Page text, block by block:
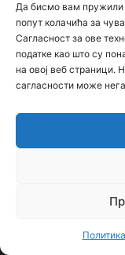
Да бисмо вам пружили
попут колачића за
Сагласност за ове
податке као што су
на овој веб страници.
сагласности може
Срби Србија
српска историја
Напомена
Неки чланци
преузети су са
Уколико садрже
ради уклањања
Контактирајте нас: